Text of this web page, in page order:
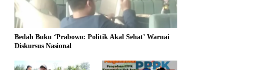
Bedah Buku ‘Prabowo: Politik Akal Sehat’ Warnai
Diskursus Nasional